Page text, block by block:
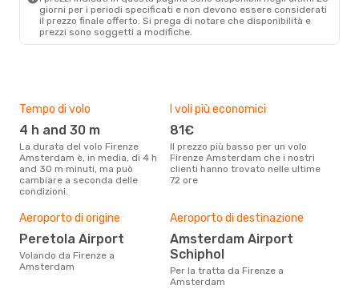
Diretto
FLR- AMS
Transavia Airlines Diretto
AMS- FLR
giorni per i periodi specificati e non devono essere considerati
il ​​prezzo finale offerto. Si prega di notare che disponibilità e
prezzi sono soggetti a modifiche.
Tempo di volo
4 h and 30 m
La durata del volo Firenze
Amsterdam è, in media, di 4 h
and 30 m minuti, ma può
cambiare a seconda delle
condizioni.
I voli più economici
81€
Il prezzo più basso per un volo
Firenze Amsterdam che i nostri
clienti hanno trovato nelle ultime
72 ore
Aeroporto di origine
Peretola Airport
Volando da Firenze a
Amsterdam
Aeroporto di destinazione
Amsterdam Airport
Schiphol
Per la tratta da Firenze a
Amsterdam